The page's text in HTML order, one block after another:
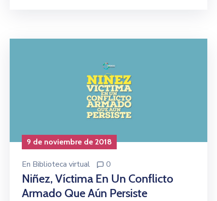
9 de noviembre de 2018
En Biblioteca virtual 0
Niñez, Víctima En Un Conflicto
Armado Que Aún Persiste